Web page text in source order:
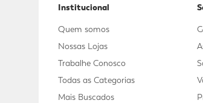
Institucional
Quem somos
Nossas Lojas
Trabalhe Conosco
Todas as Categorias
Mais Buscados